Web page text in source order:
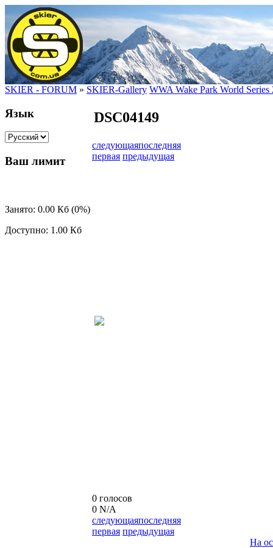
SKIER - FORUM » SKIER-Gallery WWA Wake Park World Series
Язык
Ваш лимит
Занято: 0.00 Кб (0%)
Доступно: 1.00 Кб
DSC04149
следующаяпоследняя
первая предыдущая
0 голосов
0 N/A
следующаяпоследняя
первая предыдущая
На